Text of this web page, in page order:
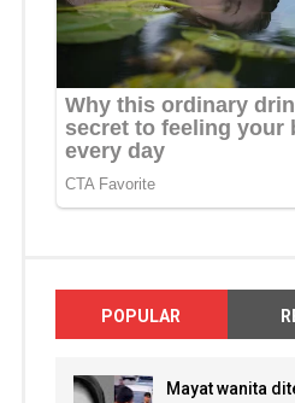
POPULAR
Mayat wanita